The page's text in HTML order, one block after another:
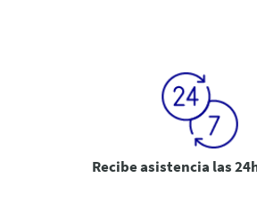
Recibe asistencia las